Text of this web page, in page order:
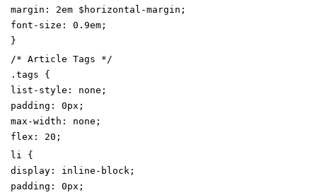
margin : 2em $horizontal-margin ;
font-size : 0 .9em ;
}
/* Article Tags */
. tags
{
list-style : none ;
padding : 0px ;
max-width : none ;
flex : 20 ;
li
{
display : inline-block ;
padding : 0px ;